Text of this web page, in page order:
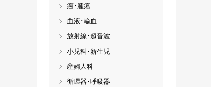
癌･腫瘍
血液･輸血
放射線･超音波
小児科･新生児
産婦人科
循環器･呼吸器